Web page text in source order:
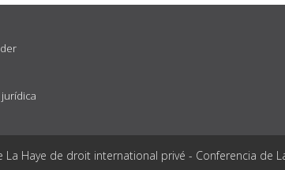
Haye de droit international privé - Conferencia de